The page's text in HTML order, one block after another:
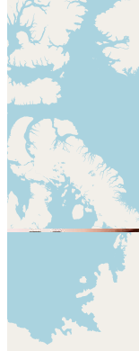
-
Leaflet
Resultados para
Convenios
VER FILTROS